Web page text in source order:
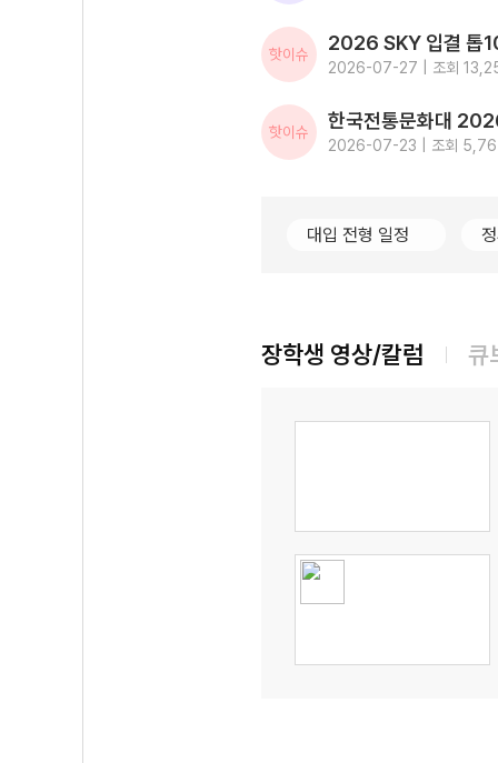
핫이슈
2026-07-27 | 조회
핫이슈
2026-07-23 | 조회
대입 전형 일정
장학생 영상/칼럼 큐